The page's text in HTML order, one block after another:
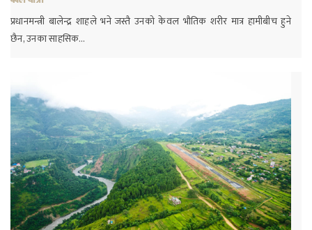
प्रधानमन्त्री बालेन्द्र शाहले भने जस्तै उनको केवल भौतिक शरीर मात्र हामीबीच हुने
छैन, उनका साहसिक…